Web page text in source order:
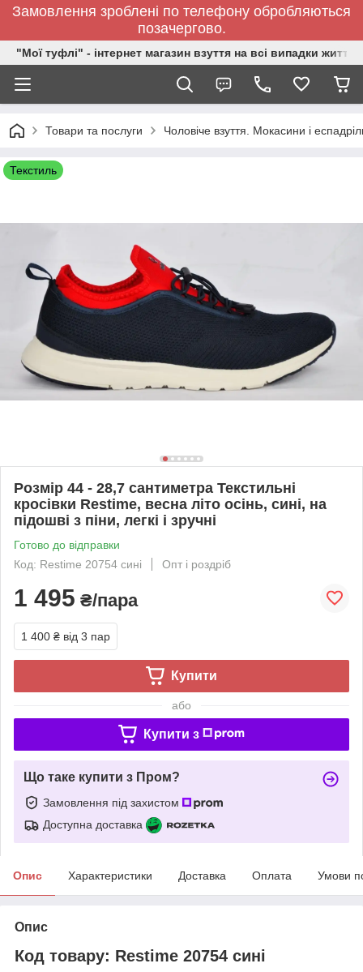
Замовлення зроблені по телефону обробляються
позачергово.
"Мої туфлі" - інтернет магазин взуття на всі випадки життя.
Товари та послуги Чоловіче взуття. Мокасини і
Текстиль
Розмір 44 - 28,7 сантиметра Текстильні
кросівки Restime, весна літо осінь, сині, на
підошві з піни, легкі і зручні
Готово до відправки
Код: Restime 20754 сині
Опт і роздріб
1 495 ₴/пара
1 400 ₴ від 3 пар
Купити
або
Купити з
Що таке купити з Пром?
Замовлення під захистом
Доступна доставка
Опис Характеристики Доставка Оплата Умови
Опис
Код товару: Restime 20754 сині